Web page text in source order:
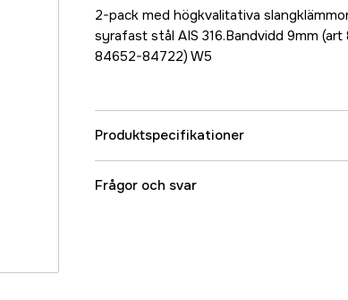
2-pack med högkvalitativa
syrafast stål AIS 316.Bandvidd 9mm
84652-84722) W5
Produktspecifikationer
Referensnummer
Frågor och svar